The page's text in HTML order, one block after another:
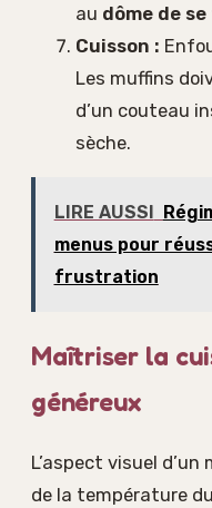
au dôme de
Cuisson :
Les muffins
d’un couteau
sèche.
LIRE AUSSI
menus pour
frustration
Maîtriser la
généreux
L’aspect visuel
de la température